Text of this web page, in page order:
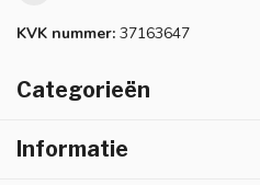
KVK nummer: 37163647
Categorieën
Informatie